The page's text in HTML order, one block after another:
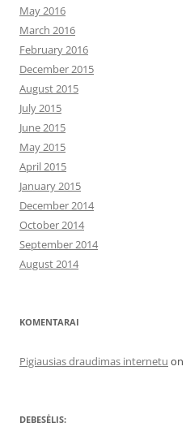
May 2016
March 2016
February 2016
December 2015
August 2015
July 2015
June 2015
May 2015
April 2015
January 2015
December 2014
October 2014
September 2014
August 2014
KOMENTARAI
Pigiausias draudimas internetu on
DEBESĖLIS: